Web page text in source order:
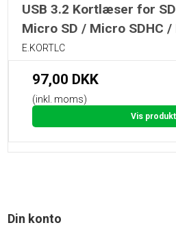
USB 3.2 Kortlæser for
Micro SD / Micro SDHC
E.KORTLC
97,00 DKK
(inkl. moms)
Vis produkt
Din konto